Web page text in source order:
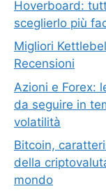
Hoverboard:
sceglierlo più
Migliori
Recensioni
Azioni e Forex:
da seguire in
volatilità
Bitcoin,
della
mondo